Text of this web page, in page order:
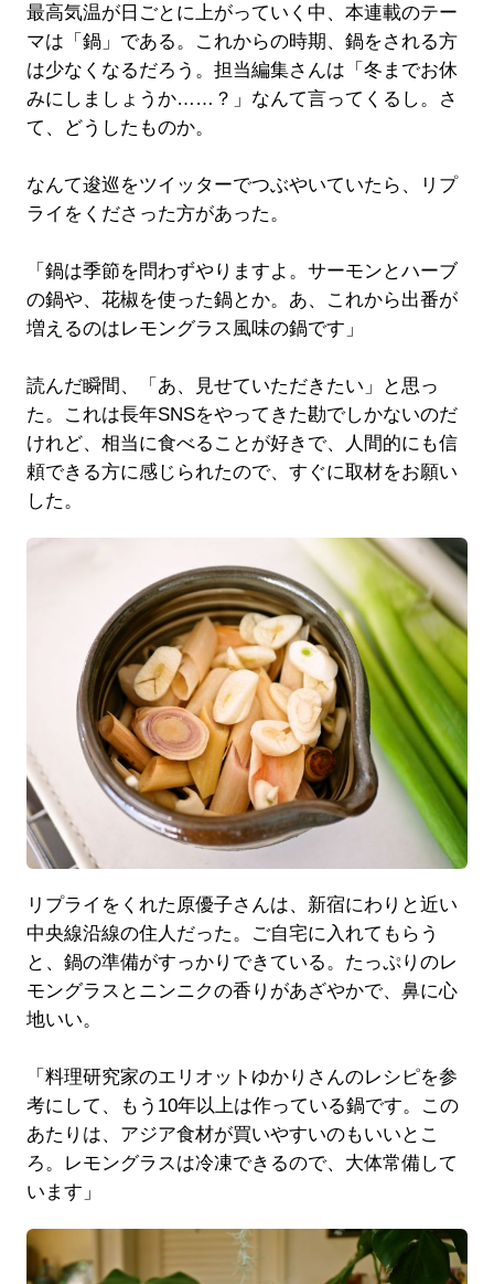
最高気温が日ごとに上がっていく中、本連載のテー
マは「鍋」である。これからの時期、鍋をされる方
は少なくなるだろう。担当編集さんは「冬までお休
みにしましょうか……？」なんて言ってくるし。さ
て、どうしたものか。
なんて逡巡をツイッターでつぶやいていたら、リプ
ライをくださった方があった。
「鍋は季節を問わずやりますよ。サーモンとハーブ
の鍋や、花椒を使った鍋とか。あ、これから出番が
増えるのはレモングラス風味の鍋です」
読んだ瞬間、「あ、見せていただきたい」と思っ
た。これは長年SNSをやってきた勘でしかないのだ
けれど、相当に食べることが好きで、人間的にも信
頼できる方に感じられたので、すぐに取材をお願い
した。
リプライをくれた原優子さんは、新宿にわりと近い
中央線沿線の住人だった。ご自宅に入れてもらう
と、鍋の準備がすっかりできている。たっぷりのレ
モングラスとニンニクの香りがあざやかで、鼻に心
地いい。
「料理研究家のエリオットゆかりさんのレシピを参
考にして、もう10年以上は作っている鍋です。この
あたりは、アジア食材が買いやすいのもいいとこ
ろ。レモングラスは冷凍できるので、大体常備して
います」